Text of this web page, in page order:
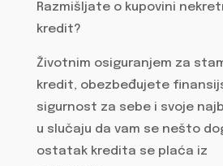
Razmišljate o kupovini
kredit?
Životnim osiguranjem za
kredit, obezbeđujete
sigurnost za sebe i svoje
u slučaju da vam se nešto
ostatak kredita se plaća iz